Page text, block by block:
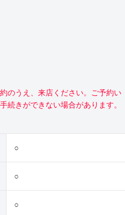
のうえ、来店ください。ご予約い
続きができない場合があります。
○
○
○